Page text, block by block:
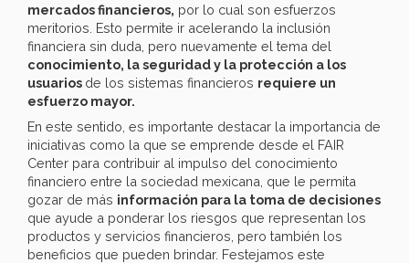
mercados financieros, por lo cual son esfuerzos
meritorios. Esto permite ir acelerando la inclusión
financiera sin duda, pero nuevamente el tema del
conocimiento, la seguridad y la protección a los
usuarios de los sistemas financieros requiere un
esfuerzo mayor.
En este sentido, es importante destacar la importancia de
iniciativas como la que se emprende desde el FAIR
Center para contribuir al impulso del conocimiento
financiero entre la sociedad mexicana, que le permita
gozar de más información para la toma de decisiones
que ayude a ponderar los riesgos que representan los
productos y servicios financieros, pero también los
beneficios que pueden brindar. Festejamos este